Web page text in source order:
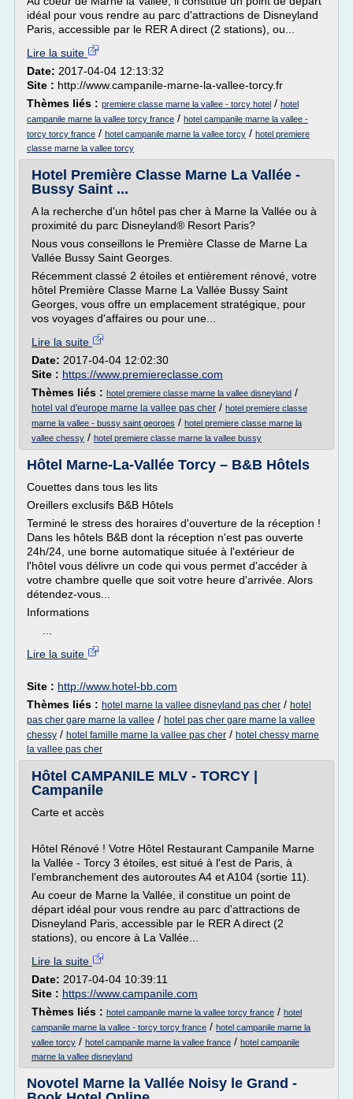
idéal pour vous rendre au parc d'attractions de Disneyland
Paris, accessible par le RER A direct (2 stations), ou...
Lire la suite
Date: 2017-04-04 12:13:32
Site : http://www.campanile-marne-la-vallee-torcy.fr
Thèmes liés : premiere classe marne la vallee - torcy hotel / hotel
campanile marne la vallee torcy france / hotel campanile marne la vallee -
torcy torcy france / hotel campanile marne la vallee torcy / hotel premiere
classe marne la vallee torcy
Hotel Première Classe Marne La Vallée -
Bussy Saint ...
A la recherche d'un hôtel pas cher à Marne la Vallée ou à
proximité du parc Disneyland® Resort Paris?
Nous vous conseillons le Première Classe de Marne La
Vallée Bussy Saint Georges.
Récemment classé 2 étoiles et entièrement rénové, votre
hôtel Première Classe Marne La Vallée Bussy Saint
Georges, vous offre un emplacement stratégique, pour
vos voyages d'affaires ou pour une...
Lire la suite
Date: 2017-04-04 12:02:30
Site : https://www.premiereclasse.com
Thèmes liés : hotel premiere classe marne la vallee disneyland /
hotel val d'europe marne la vallee pas cher / hotel premiere classe
marne la vallee - bussy saint georges / hotel premiere classe marne la
vallee chessy / hotel premiere classe marne la vallee bussy
Hôtel Marne-La-Vallée Torcy – B&B Hôtels
Couettes dans tous les lits
Oreillers exclusifs B&B Hôtels
Terminé le stress des horaires d'ouverture de la réception !
Dans les hôtels B&B dont la réception n'est pas ouverte
24h/24, une borne automatique située à l'extérieur de
l'hôtel vous délivre un code qui vous permet d'accéder à
votre chambre quelle que soit votre heure d'arrivée. Alors
détendez-vous...
Informations
Lire la suite
Site : http://www.hotel-bb.com
Thèmes liés : hotel marne la vallee disneyland pas cher / hotel
pas cher gare marne la vallee / hotel pas cher gare marne la vallee
chessy / hotel famille marne la vallee pas cher / hotel chessy marne
la vallee pas cher
Hôtel CAMPANILE MLV - TORCY |
Campanile
Carte et accès
Hôtel Rénové ! Votre Hôtel Restaurant Campanile Marne
la Vallée - Torcy 3 étoiles, est situé à l'est de Paris, à
l'embranchement des autoroutes A4 et A104 (sortie 11).
Au coeur de Marne la Vallée, il constitue un point de
départ idéal pour vous rendre au parc d'attractions de
Disneyland Paris, accessible par le RER A direct (2
stations), ou encore à La Vallée...
Lire la suite
Date: 2017-04-04 10:39:11
Site : https://www.campanile.com
Thèmes liés : hotel campanile marne la vallee torcy france / hotel
campanile marne la vallee - torcy torcy france / hotel campanile marne la
vallee torcy / hotel campanile marne la vallee france / hotel campanile
marne la vallee disneyland
Novotel Marne la Vallée Noisy le Grand -